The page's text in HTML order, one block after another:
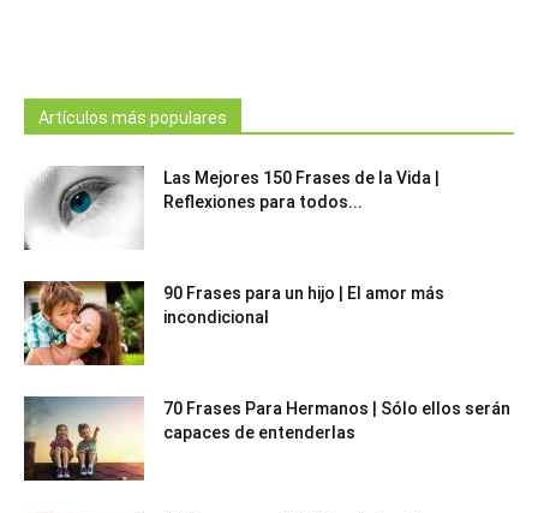
Artículos más populares
Las Mejores 150 Frases de la Vida |
Reflexiones para todos...
90 Frases para un hijo | El amor más
incondicional
70 Frases Para Hermanos | Sólo ellos serán
capaces de entenderlas